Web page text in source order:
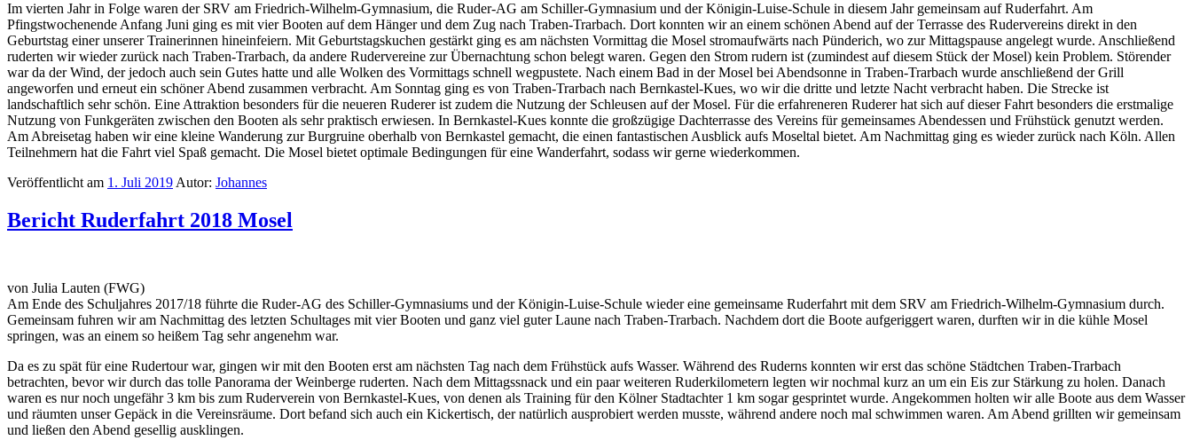
Im vierten Jahr in Folge waren der SRV am Friedrich-Wilhelm-Gymnasium, die Ruder-AG am Schiller-Gymnasium und der Königin-Luise-Schule in diesem Jahr gemeinsam auf Ruderfahrt. Am
Pfingstwochenende Anfang Juni ging es mit vier Booten auf dem Hänger und dem Zug nach Traben-Trarbach. Dort konnten wir an einem schönen Abend auf der Terrasse des Rudervereins direkt in den
Geburtstag einer unserer Trainerinnen hineinfeiern. Mit Geburtstagskuchen gestärkt ging es am nächsten Vormittag die Mosel stromaufwärts nach Pünderich, wo zur Mittagspause angelegt wurde. Anschließend
ruderten wir wieder zurück nach Traben-Trarbach, da andere Rudervereine zur Übernachtung schon belegt waren. Gegen den Strom rudern ist (zumindest auf diesem Stück der Mosel) kein Problem. Störender
war da der Wind, der jedoch auch sein Gutes hatte und alle Wolken des Vormittags schnell wegpustete. Nach einem Bad in der Mosel bei Abendsonne in Traben-Trarbach wurde anschließend der Grill
angeworfen und erneut ein schöner Abend zusammen verbracht. Am Sonntag ging es von Traben-Trarbach nach Bernkastel-Kues, wo wir die dritte und letzte Nacht verbracht haben. Die Strecke ist
landschaftlich sehr schön. Eine Attraktion besonders für die neueren Ruderer ist zudem die Nutzung der Schleusen auf der Mosel. Für die erfahreneren Ruderer hat sich auf dieser Fahrt besonders die erstmalige
Nutzung von Funkgeräten zwischen den Booten als sehr praktisch erwiesen. In Bernkastel-Kues konnte die großzügige Dachterrasse des Vereins für gemeinsames Abendessen und Frühstück genutzt werden.
Am Abreisetag haben wir eine kleine Wanderung zur Burgruine oberhalb von Bernkastel gemacht, die einen fantastischen Ausblick aufs Moseltal bietet. Am Nachmittag ging es wieder zurück nach Köln. Allen
Teilnehmern hat die Fahrt viel Spaß gemacht. Die Mosel bietet optimale Bedingungen für eine Wanderfahrt, sodass wir gerne wiederkommen.
Veröffentlicht am 1. Juli 2019Autor: Johannes
Bericht Ruderfahrt 2018 Mosel
von Julia Lauten (FWG)
Am Ende des Schuljahres 2017/18 führte die Ruder-AG des Schiller-Gymnasiums und der Königin-Luise-Schule wieder eine gemeinsame Ruderfahrt mit dem SRV am Friedrich-Wilhelm-Gymnasium durch.
Gemeinsam fuhren wir am Nachmittag des letzten Schultages mit vier Booten und ganz viel guter Laune nach Traben-Trarbach. Nachdem dort die Boote aufgeriggert waren, durften wir in die kühle Mosel
springen, was an einem so heißem Tag sehr angenehm war.
Da es zu spät für eine Rudertour war, gingen wir mit den Booten erst am nächsten Tag nach dem Frühstück aufs Wasser. Während des Ruderns konnten wir erst das schöne Städtchen Traben-Trarbach
betrachten, bevor wir durch das tolle Panorama der Weinberge ruderten. Nach dem Mittagssnack und ein paar weiteren Ruderkilometern legten wir nochmal kurz an um ein Eis zur Stärkung zu holen. Danach
waren es nur noch ungefähr 3 km bis zum Ruderverein von Bernkastel-Kues, von denen als Training für den Kölner Stadtachter 1 km sogar gesprintet wurde. Angekommen holten wir alle Boote aus dem Wasser
und räumten unser Gepäck in die Vereinsräume. Dort befand sich auch ein Kickertisch, der natürlich ausprobiert werden musste, während andere noch mal schwimmen waren. Am Abend grillten wir gemeinsam
und ließen den Abend gesellig ausklingen.